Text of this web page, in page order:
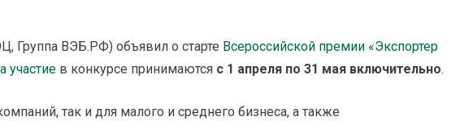
Группа ВЭБ.РФ) объявил о старте Всероссийской премии «Экспортер
участие в конкурсе принимаются с 1 апреля по 31 мая включительно.
так и для малого и среднего бизнеса, а также